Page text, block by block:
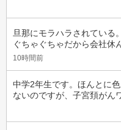
旦那にモラハラされている
ぐちゃぐちゃだから会社休
10時間前
中学2年生です。ほんとに
ないのですが、子宮頚がん